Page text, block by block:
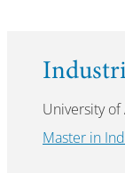
University of
Master in